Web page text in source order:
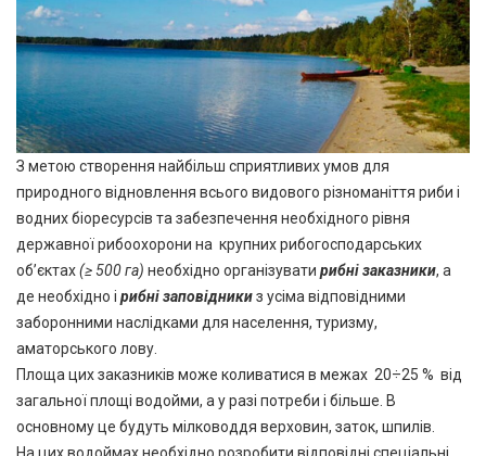
З метою створення найбільш сприятливих умов для
природного відновлення всього видового різноманіття риби і
водних біоресурсів та забезпечення необхідного рівня
державної рибоохорони на крупних рибогосподарських
об’єктах(≥ 500 га) необхідно організувати рибні заказники, а
де необхідно і рибні заповідникиз усіма відповідними
заборонними наслідками для населення, туризму,
аматорського лову.
Площа цих заказників може коливатися в межах 20÷25 % від
загальної площі водойми, а у разі потреби і більше. В
основному це будуть мілководдя верховин, заток, шпилів.